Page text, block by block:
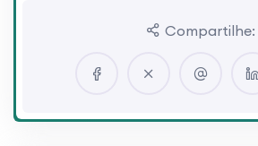
Compartilhe: